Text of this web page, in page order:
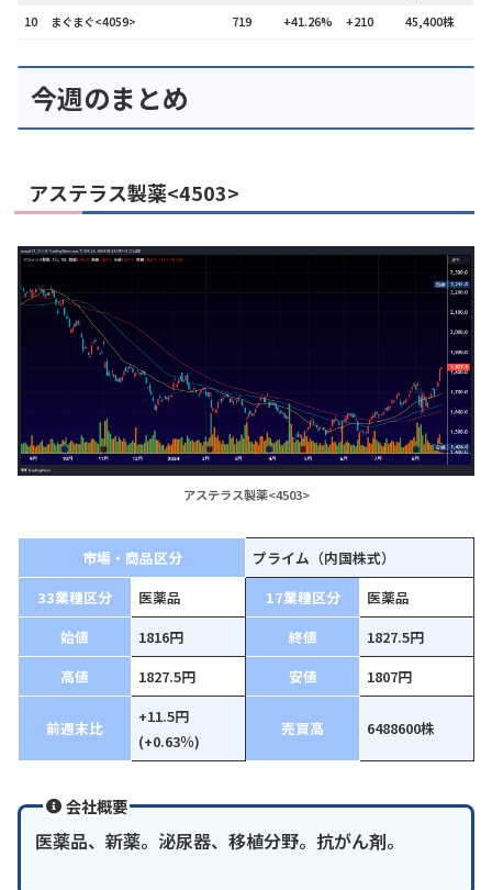
10
まぐまぐ<4059> 719 +41.26% +210 45,400株
今週のまとめ
アステラス製薬<4503>
アステラス製薬<4503>
市場・商品区分
プライム（内国株式）
33業種区分
医薬品 17業種区分
医薬品
始値
1816円 終値
1827.5円
高値
1827.5円 安値 1807円
前週末比
+11.5円
(+0.63％)
売買高 6488600株
会社概要
医薬品、新薬。泌尿器、移植分野。抗がん剤。